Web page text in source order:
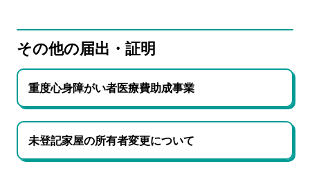
その他の届出・証明
重度心身障がい者医療費助成事業
未登記家屋の所有者変更について